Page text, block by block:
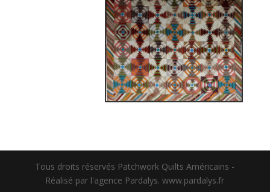
Tous droits réservés Patchwork Quilts Américains -
Réalisé par l'agence Pardalys. www.pardalys.fr